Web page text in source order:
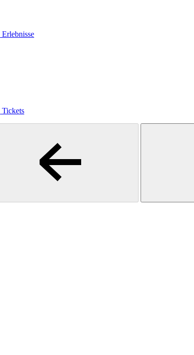
Erlebnisse
Tickets